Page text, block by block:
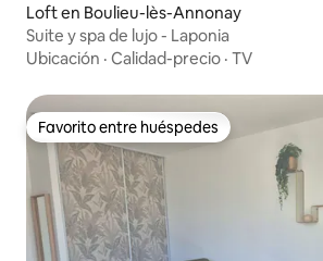
Loft en Boulieu-lès-Annonay
Suite y spa de lujo - Laponia
Ubicación · Calidad-precio · TV
Favorito entre huéspedes
Favorito entre huéspedes